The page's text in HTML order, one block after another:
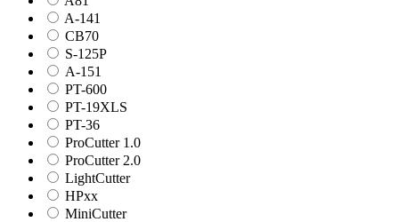
A-141
СВ70
S-125P
А-151
PT-600
PT-19XLS
PT-36
ProCutter 1.0
ProCutter 2.0
LightCutter
HPxx
MiniCutter